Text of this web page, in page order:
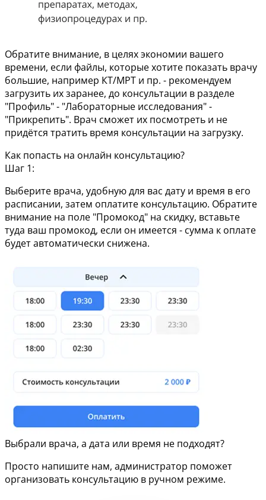
Обратите внимание, в целях экономии вашего
времени, если файлы, которые хотите показать врачу
большие, например КТ/МРТ и пр. - рекомендуем
загрузить их заранее, до консультации в разделе
"Профиль" - "Лабораторные исследования" -
"Прикрепить". Врач сможет их посмотреть и не
придётся тратить время консультации на загрузку.
Как попасть на онлайн консультацию?
Шаг 1:
Выберите врача, удобную для вас дату и время в его
расписании, затем оплатите консультацию. Обратите
внимание на поле "Промокод" на скидку, вставьте
туда ваш промокод, если он имеется - сумма к оплате
будет автоматически снижена.
Выбрали врача, а дата или время не подходят?
Просто напишите нам, администратор поможет
организовать консультацию в ручном режиме.